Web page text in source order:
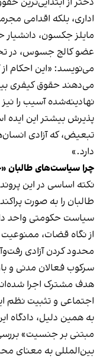
اداری، بلکه اقدامی
مایلز جکسون، دانشیار
عضو کالج جسوس، در
می‌نویسد: «این احکام
می‌دهند حقوق کیفری
نهادینه‌شده آسیب را
پذیرش بیشتر این ایده
تبعیض، که آزادی
دارد.»
چرا سیاست‌های طالبان
نکته اساسی در این
طالبان را به صورت
سیاست حکومتی واحد
از نگاه قضات،
محدود کردن آزادی
سرکوب فعالان مدنی و
هدف مشترک اجرا
اجتماعی و تثبیت نظم
به همین دلیل، دادگاه
مبتنی بر جنسیت»
بین‌المللی به معنای